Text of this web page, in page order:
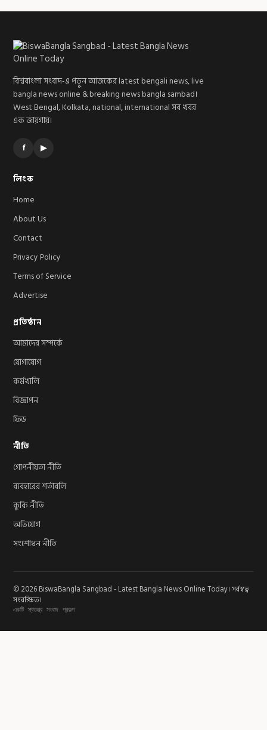
বিশ্ববাংলা সংবাদ-এ পড়ুন আজকের latest bengali news, live
bangla news online & breaking news bangla sambad।
West Bengal, Kolkata, national, international সব খবর
এক জায়গায়।
f ▶
লিংক
Home
About Us
Contact
Privacy Policy
Terms of Service
Advertise
প্রতিষ্ঠান
আমাদের সম্পর্কে
যোগাযোগ
কর্মখালি
বিজ্ঞাপন
ফিড
নীতি
গোপনীয়তা নীতি
ব্যবহারের শর্তাবলি
কুকি নীতি
অভিযোগ
সংশোধন নীতি
© 2026 BiswaBangla Sangbad - Latest Bangla News Online Today। সর্বস্বত্ব
সংরক্ষিত।
একটি স্বতন্ত্র সংবাদ প্রকল্প